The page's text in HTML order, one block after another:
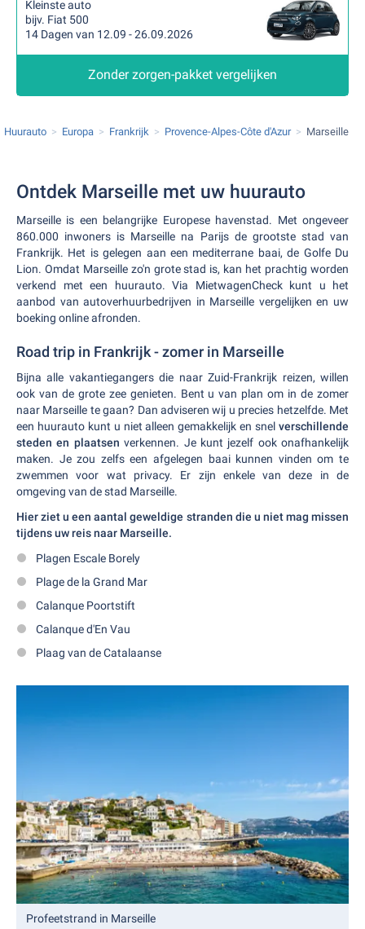
Kleinste auto
bijv. Fiat 500
14 Dagen van 12.09 - 26.09.2026
Zonder zorgen-pakket vergelijken
Huurauto Europa Frankrijk Provence-Alpes-Côte d'Azur Marseille
Ontdek Marseille met uw huurauto
Marseille is een belangrijke Europese havenstad. Met ongeveer
860.000 inwoners is Marseille na Parijs de grootste stad van
Frankrijk. Het is gelegen aan een mediterrane baai, de Golfe Du
Lion. Omdat Marseille zo'n grote stad is, kan het prachtig worden
verkend met een huurauto. Via MietwagenCheck kunt u het
aanbod van autoverhuurbedrijven in Marseille vergelijken en uw
boeking online afronden.
Road trip in Frankrijk - zomer in Marseille
Bijna alle vakantiegangers die naar Zuid-Frankrijk reizen, willen
ook van de grote zee genieten. Bent u van plan om in de zomer
naar Marseille te gaan? Dan adviseren wij u precies hetzelfde. Met
een huurauto kunt u niet alleen gemakkelijk en snel verschillende
steden en plaatsen verkennen. Je kunt jezelf ook onafhankelijk
maken. Je zou zelfs een afgelegen baai kunnen vinden om te
zwemmen voor wat privacy. Er zijn enkele van deze in de
omgeving van de stad Marseille.
Hier ziet u een aantal geweldige stranden die u niet mag missen
tijdens uw reis naar Marseille.
Plagen Escale Borely
Plage de la Grand Mar
Calanque Poortstift
Calanque d'En Vau
Plaag van de Catalaanse
Profeetstrand in Marseille